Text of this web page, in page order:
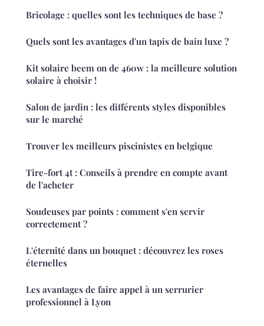
Bricolage : quelles sont les techniques de base ?
Quels sont les avantages d'un tapis de bain luxe ?
Kit solaire beem on de 460w : la meilleure solution
solaire à choisir !
Salon de jardin : les différents styles disponibles
sur le marché
Trouver les meilleurs piscinistes en belgique
Tire-fort 4t : Conseils à prendre en compte avant
de l'acheter
Soudeuses par points : comment s'en servir
correctement ?
L'éternité dans un bouquet : découvrez les roses
éternelles
Les avantages de faire appel à un serrurier
professionnel à Lyon